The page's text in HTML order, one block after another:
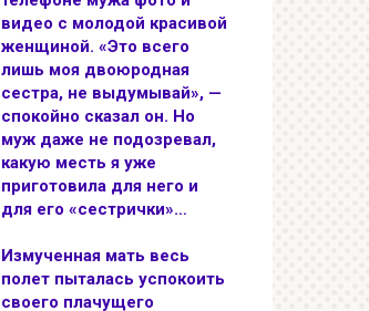
видео с молодой красивой
женщиной. «Это всего
лишь моя двоюродная
сестра, не выдумывай», —
спокойно сказал он. Но
муж даже не подозревал,
какую месть я уже
приготовила для него и
для его «сестрички»…
Измученная мать весь
полет пыталась успокоить
своего плачущего